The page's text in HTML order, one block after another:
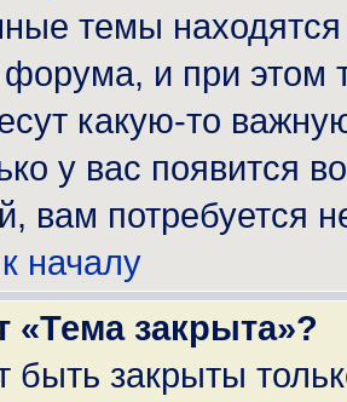
темы
и при этом
какую-то
у вас появится
вам потребуется
началу
«Тема закрыта»?
быть закрыты